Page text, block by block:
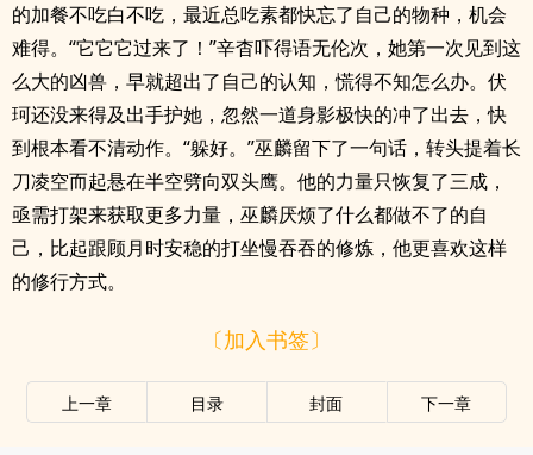
的加餐不吃白不吃，最近总吃素都快忘了自己的物种，机会
难得。“它它它过来了！”辛杳吓得语无伦次，她第一次见到这
么大的凶兽，早就超出了自己的认知，慌得不知怎么办。伏
珂还没来得及出手护她，忽然一道身影极快的冲了出去，快
到根本看不清动作。“躲好。”巫麟留下了一句话，转头提着长
刀凌空而起悬在半空劈向双头鹰。他的力量只恢复了三成，
亟需打架来获取更多力量，巫麟厌烦了什么都做不了的自
己，比起跟顾月时安稳的打坐慢吞吞的修炼，他更喜欢这样
的修行方式。
〔加入书签〕
上一章 目录 封面 下一章